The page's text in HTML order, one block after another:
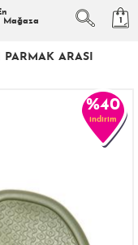
Mağaza
1
ARASI
%40
indirim